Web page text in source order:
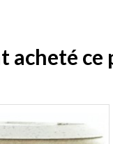
acheté